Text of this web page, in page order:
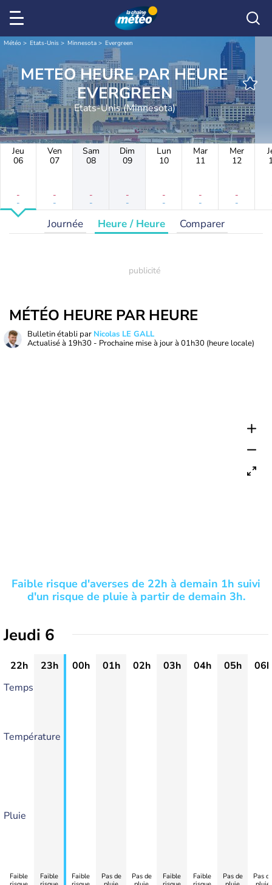
Météo Etats-Unis Minnesota Evergreen
METEO HEURE PAR HEURE
EVERGREEN
Etats-Unis (Minnesota)
Jeu
06
-
-
Ven
07
-
-
Sam
08
-
-
Dim
09
-
-
Lun
10
-
-
Mar
11
-
-
Mer
12
-
-
Journée Heure / Heure Comparer
MÉTÉO HEURE PAR HEURE
Bulletin établi par Nicolas LE GALL
Actualisé à 19h30 - Prochaine mise à jour à 01h30 (heure locale)
Faible risque d'averses de 22h à demain 1h suivi
d'un risque de pluie à partir de demain 3h.
Jeudi 6
22h 23h 00h 01h 02h 03h 04h 05h
06h
Temps
Température
Pluie
Faible
Faible
Faible
Pas de
Pas de
Faible
Faible
Pas de
Pas